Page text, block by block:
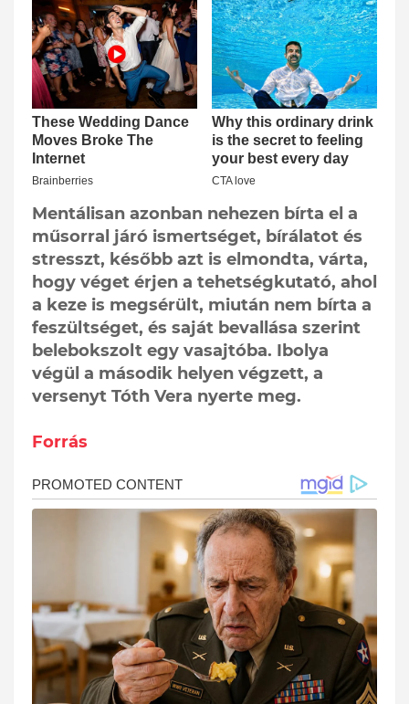
Mentálisan azonban nehezen bírta el a
műsorral járó ismertséget, bírálatot és
stresszt, később azt is elmondta, várta,
hogy véget érjen a tehetségkutató, ahol
a keze is megsérült, miután nem bírta a
feszültséget, és saját bevallása szerint
belebokszolt egy vasajtóba. Ibolya
végül a második helyen végzett, a
versenyt Tóth Vera nyerte meg.
Forrás